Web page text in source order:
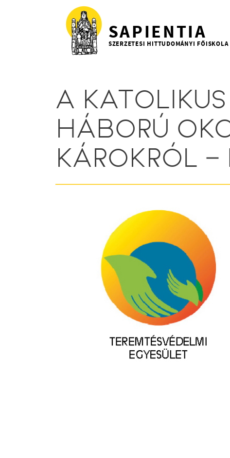
Ugrás a tartalomra
SAPIENTIA
SZERZETESI HITTUDOMÁNYI FŐISKOLA
A
HÁBORÚ
KÁROKRÓL